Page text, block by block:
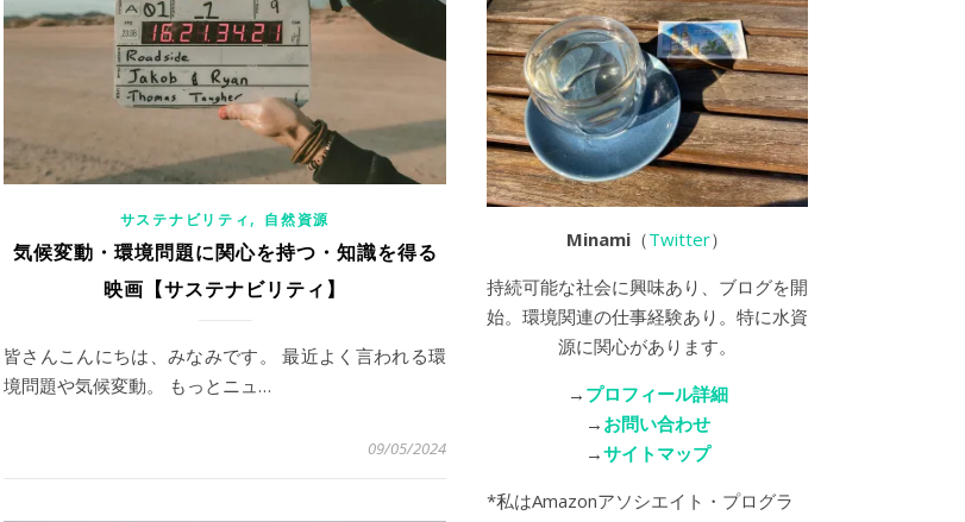
サステナビリティ , 自然資源
気候変動・環境問題に関心を持つ・知識を得る
映画【サステナビリティ】
皆さんこんにちは、みなみです。 最近よく言われる環
境問題や気候変動。 もっとニュ…
09/05/2024
Minami （Twitter）
持続可能な社会に興味あり、ブログを開
始。環境関連の仕事経験あり。特に水資
源に関心があります。
→ プロフィール詳細
→ お問い合わせ
→サイトマップ
*私はAmazonアソシエイト・プログラ